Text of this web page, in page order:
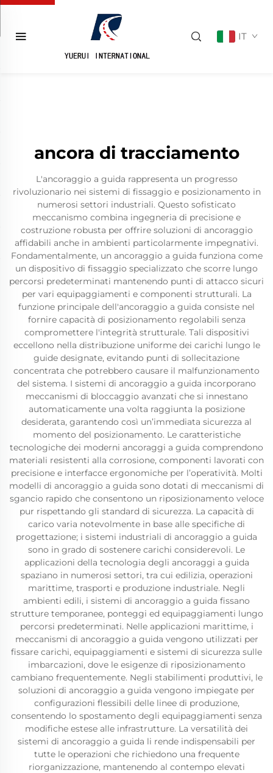
IT
ancora di tracciamento
L'ancoraggio a guida rappresenta un progresso
rivoluzionario nei sistemi di fissaggio e posizionamento in
numerosi settori industriali. Questo sofisticato
meccanismo combina ingegneria di precisione e
costruzione robusta per offrire soluzioni di ancoraggio
affidabili anche in ambienti particolarmente impegnativi.
Fondamentalmente, un ancoraggio a guida funziona come
un dispositivo di fissaggio specializzato che scorre lungo
percorsi predeterminati mantenendo punti di attacco sicuri
per vari equipaggiamenti e componenti strutturali. La
funzione principale dell'ancoraggio a guida consiste nel
fornire capacità di posizionamento regolabili senza
compromettere l'integrità strutturale. Tali dispositivi
eccellono nella distribuzione uniforme dei carichi lungo le
guide designate, evitando punti di sollecitazione
concentrata che potrebbero causare il malfunzionamento
del sistema. I sistemi di ancoraggio a guida incorporano
meccanismi di bloccaggio avanzati che si innestano
automaticamente una volta raggiunta la posizione
desiderata, garantendo così un’immediata sicurezza al
momento del posizionamento. Le caratteristiche
tecnologiche dei moderni ancoraggi a guida comprendono
materiali resistenti alla corrosione, componenti lavorati con
precisione e interfacce ergonomiche per l’operatività. Molti
modelli di ancoraggio a guida sono dotati di meccanismi di
sgancio rapido che consentono un riposizionamento veloce
pur rispettando gli standard di sicurezza. La capacità di
carico varia notevolmente in base alle specifiche di
progettazione; i sistemi industriali di ancoraggio a guida
sono in grado di sostenere carichi considerevoli. Le
applicazioni della tecnologia degli ancoraggi a guida
spaziano in numerosi settori, tra cui edilizia, operazioni
marittime, trasporti e produzione industriale. Negli
ambienti edili, i sistemi di ancoraggio a guida fissano
strutture temporanee, ponteggi ed equipaggiamenti lungo
percorsi predeterminati. Nelle applicazioni marittime, i
meccanismi di ancoraggio a guida vengono utilizzati per
fissare carichi, equipaggiamenti e sistemi di sicurezza sulle
imbarcazioni, dove le esigenze di riposizionamento
cambiano frequentemente. Negli stabilimenti produttivi, le
soluzioni di ancoraggio a guida vengono impiegate per
configurazioni flessibili delle linee di produzione,
consentendo lo spostamento degli equipaggiamenti senza
modifiche estese alle infrastrutture. La versatilità dei
sistemi di ancoraggio a guida li rende indispensabili per
tutte le operazioni che richiedono una frequente
riorganizzazione, mantenendo al contempo elevati